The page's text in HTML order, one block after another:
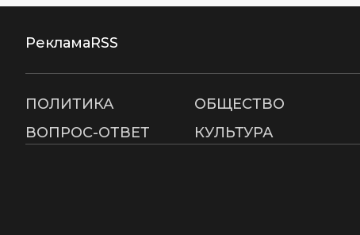
РекламаRSS
ПОЛИТИКА ОБЩЕСТВО
ВОПРОС-ОТВЕТ
КУЛЬТУРА